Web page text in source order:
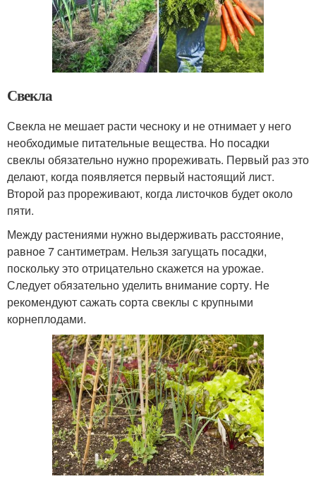
Свекла
Свекла не мешает расти чесноку и не отнимает у него
необходимые питательные вещества. Но посадки
свеклы обязательно нужно прореживать. Первый раз это
делают, когда появляется первый настоящий лист.
Второй раз прореживают, когда листочков будет около
пяти.
Между растениями нужно выдерживать расстояние,
равное 7 сантиметрам. Нельзя загущать посадки,
поскольку это отрицательно скажется на урожае.
Следует обязательно уделить внимание сорту. Не
рекомендуют сажать сорта свеклы с крупными
корнеплодами.